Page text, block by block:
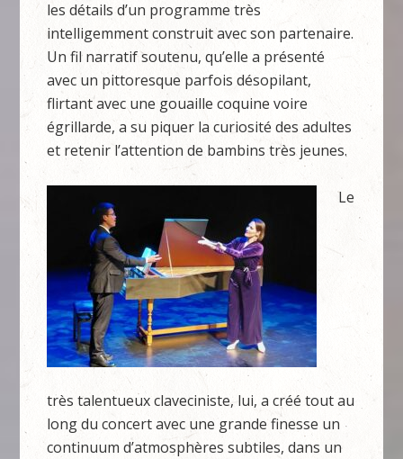
les détails d’un programme très
intelligemment construit avec son partenaire.
Un fil narratif soutenu, qu’elle a présenté
avec un pittoresque parfois désopilant,
flirtant avec une gouaille coquine voire
égrillarde, a su piquer la curiosité des adultes
et retenir l’attention de bambins très jeunes.
Le
très talentueux claveciniste, lui, a créé tout au
long du concert avec une grande finesse un
continuum d’atmosphères subtiles, dans un